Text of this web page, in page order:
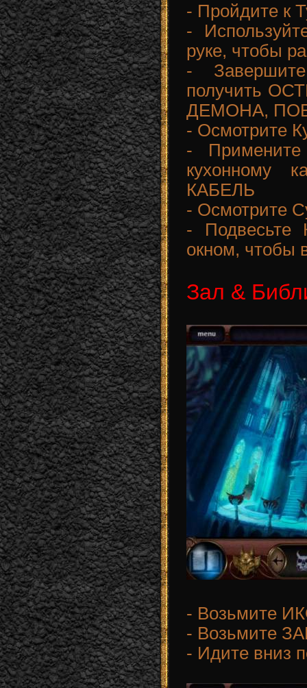
- Пройдите к
-
руке, чтобы
-
получить
ДЕМОНА,
- Осмотрите
-
кухонному
КАБЕЛЬ
- Осмотрите
-
окном, чтобы
Зал &
- Возьмите
- Возьмите
- Идите вниз